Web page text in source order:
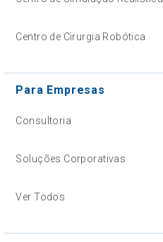
Centro de Cirurgia Robótica
Para Empresas
Consultoria
Soluções Corporativas
Ver Todos